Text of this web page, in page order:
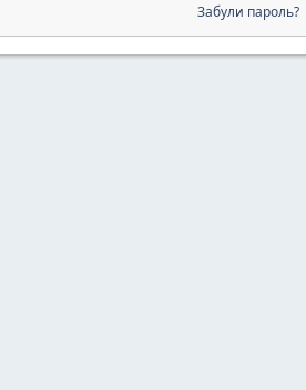
Забули пароль?